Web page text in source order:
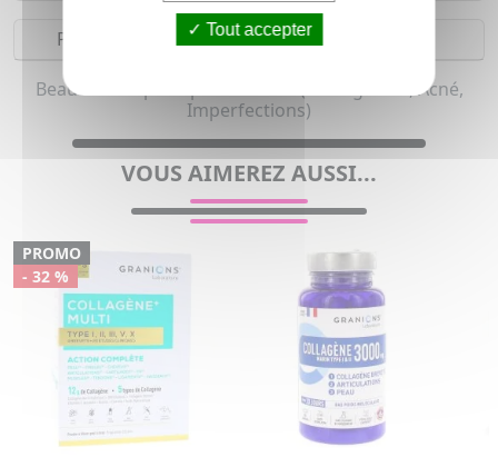
Précautions
Beauté de la peau pour femme (Peau grasse, Acné,
Imperfections)
VOUS AIMEREZ AUSSI...
PROMO
- 32 %
Tout accepter